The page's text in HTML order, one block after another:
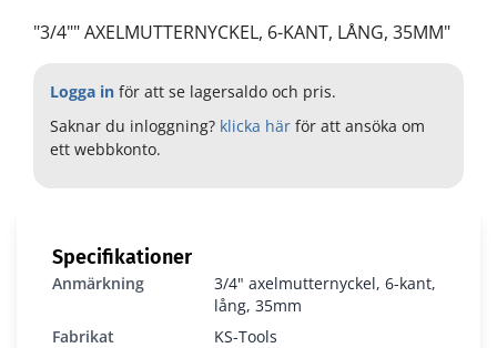
"3/4"" AXELMUTTERNYCKEL, 6-KANT, LÅNG, 35MM"
Logga in för att se lagersaldo och pris.
Saknar du inloggning? klicka här för att ansöka om
ett webbkonto.
Specifikationer
Anmärkning
3/4" axelmutternyckel, 6-kant,
lång, 35mm
Fabrikat
KS-Tools